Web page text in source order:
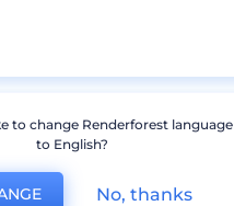
to change Renderforest language
to English?
No, thanks